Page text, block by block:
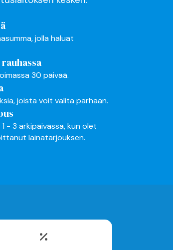
jolla haluat
30 päivää.
joista voit valita parhaan.
- 3 arkipäivässä, kun olet
lainatarjouksen.